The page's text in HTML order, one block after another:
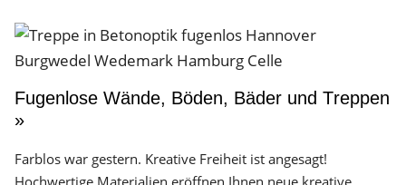
Fugenlose Wände, Böden, Bäder und Treppen
»
Farblos war gestern. Kreative Freiheit ist angesagt!
Hochwertige Materialien eröffnen Ihnen neue kreative